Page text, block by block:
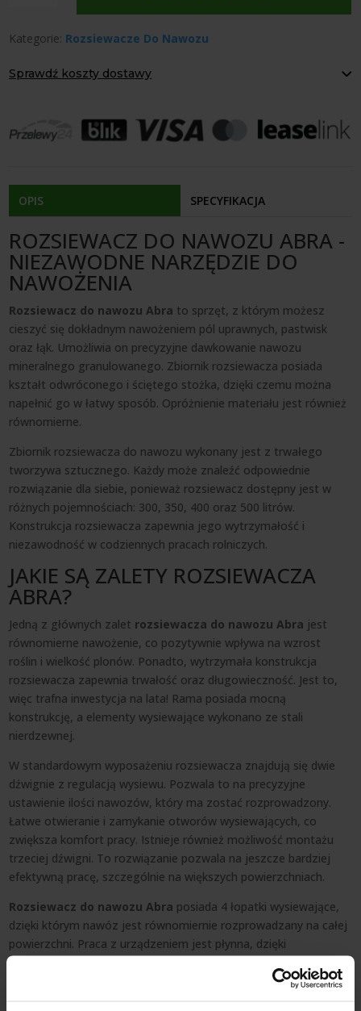
Nawozu
Kategorie: Rozsiewacze Do Nawozu
Sprawdź koszty dostawy
Agrol transport: 200 zł
Agrol transport gabaryty: ustalane indywidualnie
Dostępność form dostawy i ceny uzależniona od produktu.
OPIS SPECYFIKACJA
ROZSIEWACZ DO NAWOZU ABRA -
NIEZAWODNE NARZĘDZIE DO
NAWOŻENIA
Rozsiewacz do nawozu Abra to sprzęt, z którym możesz
cieszyć się dokładnym nawożeniem pól uprawnych, pastwisk
oraz łąk. Umożliwia on precyzyjne dawkowanie nawozu
mineralnego granulowanego. Zbiornik rozsiewacza posiada
kształt odwróconego i ściętego stożka, dzięki czemu można
napełnić go w łatwy sposób. Opróżnienie materiału jest również
równomierne.
Zbiornik rozsiewacza do nawozu wykonany jest z trwałego
tworzywa sztucznego. Każdy może znaleźć odpowiednie
rozwiązanie dla siebie, ponieważ rozsiewacz dostępny jest w
różnych pojemnościach: 300, 350, 400 oraz 500 litrów.
Konstrukcja rozsiewacza zapewnia jego wytrzymałość i
niezawodność w codziennych pracach rolniczych.
JAKIE SĄ ZALETY ROZSIEWACZA
ABRA?
Jedną z głównych zalet rozsiewacza do nawozu Abra jest
równomierne nawożenie, co pozytywnie wpływa na wzrost
roślin i wielkość plonów. Ponadto, wytrzymała konstrukcja
rozsiewacza zapewnia trwałość oraz długowieczność. Jest to,
więc trafna inwestycja na lata! Rama posiada mocną
konstrukcję, a elementy wysiewające wykonano ze stali
nierdzewnej.
W standardowym wyposażeniu rozsiewacza znajdują się dwie
dźwignie z regulacją wysiewu. Pozwala to na precyzyjne
ustawienie ilości nawozów, który ma zostać rozprowadzony.
Łatwe otwieranie i zamykanie otworów wysiewających, co
zwiększa komfort pracy. Istnieje również możliwość montażu
trzeciej dźwigni. To rozwiązanie pozwala na jeszcze bardziej
efektywną pracę, szczególnie na większych powierzchniach.
Rozsiewacz do nawozu Abra posiada 4 łopatki wysiewające,
dzięki którym nawóz jest równomiernie rozprowadzany na całej
powierzchni. Praca z urządzeniem jest płynna, dzięki
zastosowaniu solidnych przekładni.
STANDARDOWE WYPOSAŻENIE